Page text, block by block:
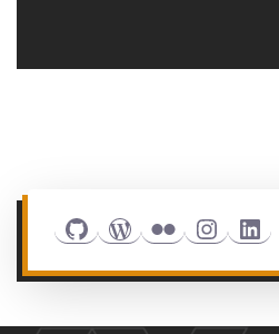
GithubWordPress
Flickr